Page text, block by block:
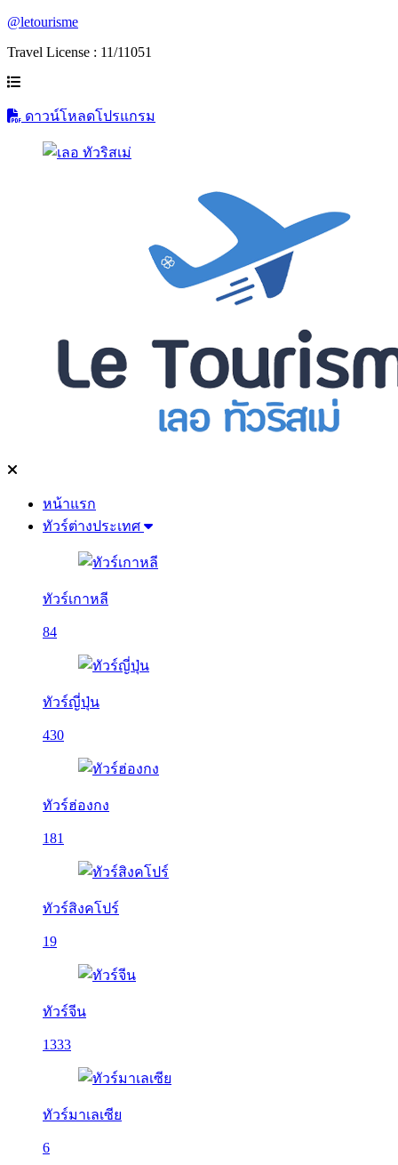
@letourisme
Travel License : 11/11051
ดาวน์โหลดโปรแกรม
หน้าแรก
ทัวร์ต่างประเทศ
ทัวร์เกาหลี
84
ทัวร์ญี่ปุ่น
430
ทัวร์ฮ่องกง
181
ทัวร์สิงคโปร์
19
ทัวร์จีน
1333
ทัวร์มาเลเซีย
6